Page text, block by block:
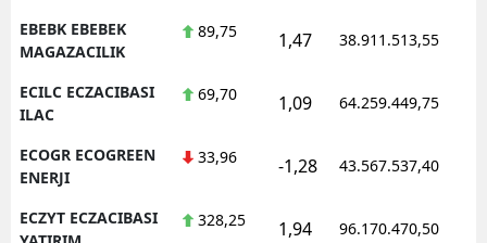
EBEBK EBEBEK
MAGAZACILIK
89,75 1,47 38.911.513,55
ECILC ECZACIBASI
ILAC
69,70 1,09 64.259.449,75
ECOGR ECOGREEN
ENERJI
33,96 -1,28 43.567.537,40
ECZYT ECZACIBASI
328,25 1,94 96.170.470,50